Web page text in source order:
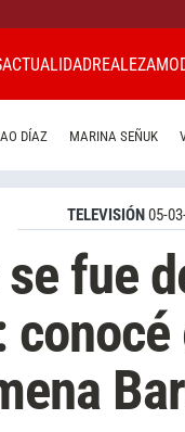
ACTUALIDADREALEZA
DÍAZ MARINA SEÑUK
TELEVISIÓN05-
fue